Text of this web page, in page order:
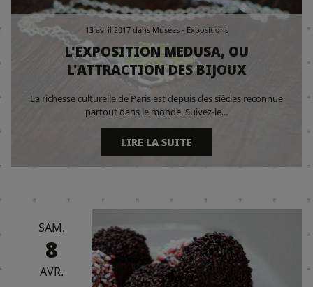
13 avril 2017 dans Musées - Expositions
L'EXPOSITION MEDUSA, OU
L'ATTRACTION DES BIJOUX
La richesse culturelle de Paris est depuis des siècles reconnue
partout dans le monde. Suivez-le...
LIRE LA SUITE
SAM.
8
AVR.